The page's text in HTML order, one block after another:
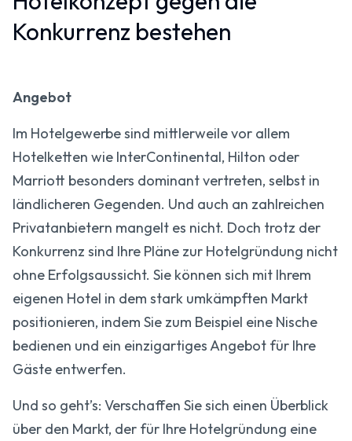
Konkurrenz bestehen
Angebot
Im Hotelgewerbe sind mittlerweile vor allem
Hotelketten wie InterContinental, Hilton oder
Marriott besonders dominant vertreten, selbst in
ländlicheren Gegenden. Und auch an zahlreichen
Privatanbietern mangelt es nicht. Doch trotz der
Konkurrenz sind Ihre Pläne zur Hotelgründung nicht
ohne Erfolgsaussicht. Sie können sich mit Ihrem
eigenen Hotel in dem stark umkämpften Markt
positionieren, indem Sie zum Beispiel eine Nische
bedienen und ein einzigartiges Angebot für Ihre
Gäste entwerfen.
Und so geht’s: Verschaffen Sie sich einen Überblick
über den Markt, der für Ihre Hotelgründung eine